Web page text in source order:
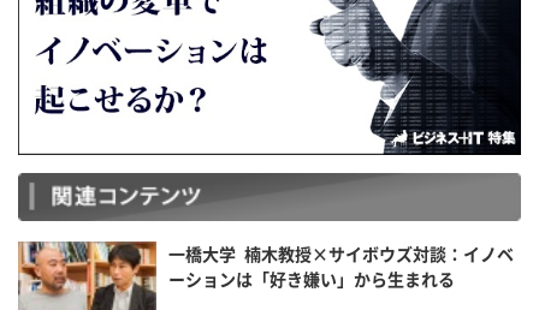
一橋大学 楠木教授×サイボウズ対談：イノベ
ーションは「好き嫌い」から生まれる